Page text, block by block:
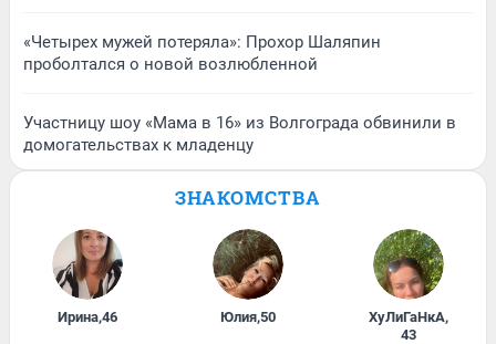
«Четырех мужей потеряла»: Прохор Шаляпин
проболтался о новой возлюбленной
Участницу шоу «Мама в 16» из Волгограда обвинили в
домогательствах к младенцу
ЗНАКОМСТВА
Ирина,46 Юлия,50 ХуЛиГаНкА,
43